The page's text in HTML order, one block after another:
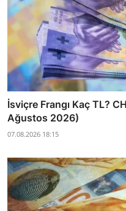
İsviçre Frangı Kaç TL?
Ağustos 2026)
07.08.2026 18:15